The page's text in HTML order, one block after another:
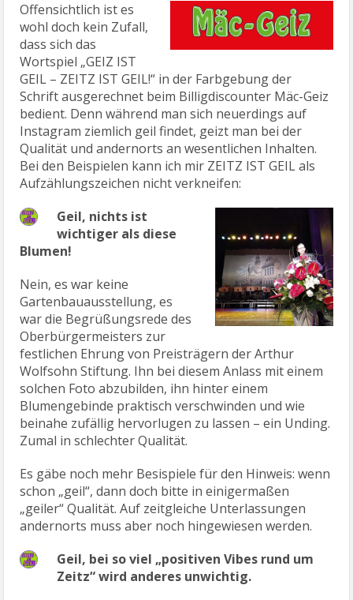
Offensichtlich ist es
wohl doch kein Zufall,
dass sich das
Wortspiel „GEIZ IST
GEIL – ZEITZ IST GEIL!“ in der Farbgebung der
Schrift ausgerechnet beim Billigdiscounter Mäc-Geiz
bedient. Denn während man sich neuerdings auf
Instagram ziemlich geil findet, geizt man bei der
Qualität und andernorts an wesentlichen Inhalten.
Bei den Beispielen kann ich mir ZEITZ IST GEIL als
Aufzählungszeichen nicht verkneifen:
Geil, nichts ist
wichtiger als diese
Blumen!
Nein, es war keine
Gartenbauausstellung, es
war die Begrüßungsrede des
Oberbürgermeisters zur
festlichen Ehrung von Preisträgern der Arthur
Wolfsohn Stiftung. Ihn bei diesem Anlass mit einem
solchen Foto abzubilden, ihn hinter einem
Blumengebinde praktisch verschwinden und wie
beinahe zufällig hervorlugen zu lassen – ein Unding.
Zumal in schlechter Qualität.
Es gäbe noch mehr Besispiele für den Hinweis: wenn
schon „geil“, dann doch bitte in einigermaßen
„geiler“ Qualität. Auf zeitgleiche Unterlassungen
andernorts muss aber noch hingewiesen werden.
Geil, bei so viel „positiven Vibes rund um
Zeitz“ wird anderes unwichtig.